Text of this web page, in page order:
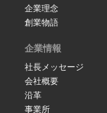
企業理念
創業物語
企業情報
社長メッセージ
会社概要
沿革
事業所